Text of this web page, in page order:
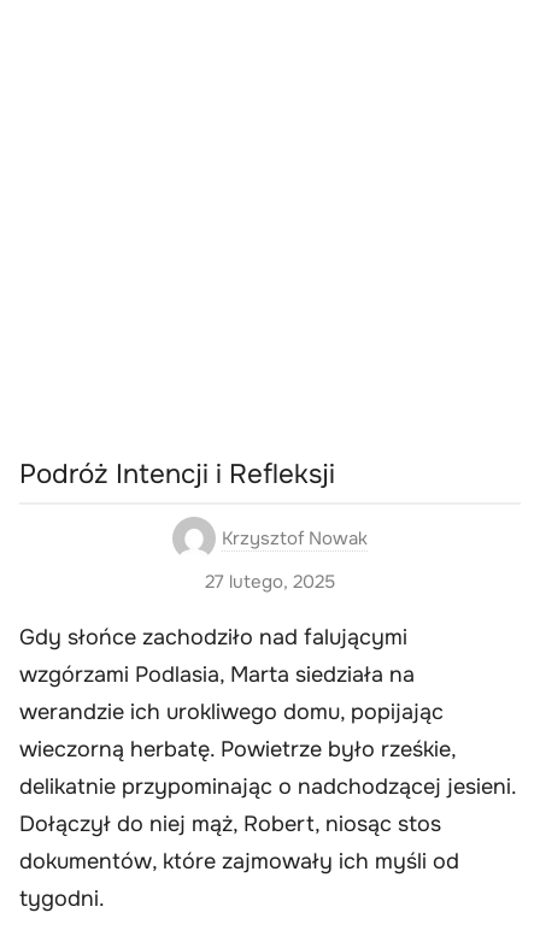
Podróż Intencji i Refleksji
Krzysztof Nowak
27 lutego, 2025
Gdy słońce zachodziło nad falującymi
wzgórzami Podlasia, Marta siedziała na
werandzie ich urokliwego domu, popijając
wieczorną herbatę. Powietrze było rześkie,
delikatnie przypominając o nadchodzącej jesieni.
Dołączył do niej mąż, Robert, niosąc stos
dokumentów, które zajmowały ich myśli od
tygodni.